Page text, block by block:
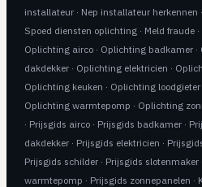
installateur· Nep installateur herkennen ·
Spoed diensten oplichting· Meld fraude·
Oplichting airco· Oplichting badkamer·
dakdekker· Oplichting elektricien ·
Oplichting keuken · Oplichting loodgieter
Oplichting warmtepomp · Oplichting
· Prijsgids airco· Prijsgids badkamer·
dakdekker· Prijsgids elektricien ·
Prijsgids schilder· Prijsgids slotenmaker·
warmtepomp · Prijsgids zonnepanelen ·